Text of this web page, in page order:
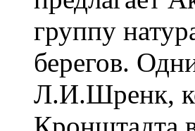
группу
берегов.
Л.И.Шренк,